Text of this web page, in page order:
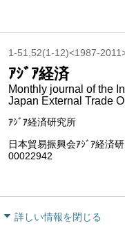
1-51,52(1-12)<1987-
ｱｼﾞｱ経済
Monthly journal of the
Japan External Trade
ｱｼﾞｱ経済研究所
日本貿易振興会ｱｼﾞｱ経済
00022942
詳しい情報を閉じる